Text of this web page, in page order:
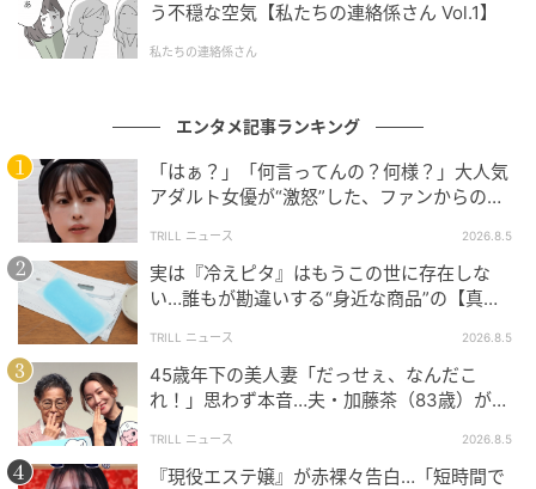
ネットを探せば無料の映像がいくらでも溢れている現
出した分、自分の中に何かを残そうとする感覚が大
事」と、自ら課金して作品を買う体験の重みを熱弁し
ます。国道沿いの自販機でこっそり買ったビデオの記
憶は、何万回擦っても色褪せないという平子さんの熱
い語りに、松尾さんも「手触りとか匂いとかも同時に
記憶されるから濃くなるのかな」と分析。
さらに平子さんは、紙のパッケージを親に見つからな
いよう裏返しにして、机の引き出しの一番奥に隠し通
した思い出を振り返り、平子さんが「『戦友』という
感覚」と表現。
う不穏な空気【私たちの連絡係さん Vol.1】
私たちの連絡係さん
エンタメ記事ランキング
「はぁ？」「何言ってんの？何様？」大人気
アダルト女優が“激怒”した、ファンからの
TRILL ニュース 2026.8.5
実は『冷えピタ』はもうこの世に存在しな
い…誰もが勘違いする“身近な商品”の【真
TRILL ニュース 2026.8.5
45歳年下の美人妻「だっせぇ、なんだこ
れ！」思わず本音…夫・加藤茶（83歳）が贈
TRILL ニュース 2026.8.5
『現役エステ嬢』が赤裸々告白…「短時間で